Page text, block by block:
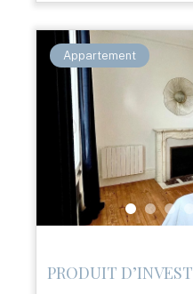
Appartement
PRODUIT